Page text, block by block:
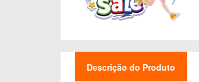
Descrição do Produto